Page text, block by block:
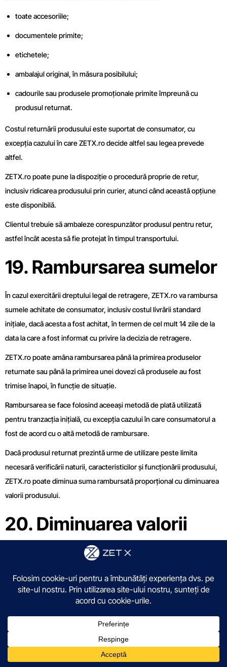
toate accesoriile;
documentele primite;
etichetele;
ambalajul original, în măsura posibilului;
cadourile sau produsele promoționale primite împreună cu
produsul returnat.
Costul returnării produsului este suportat de consumator, cu
excepția cazului în care ZETX.ro decide altfel sau legea prevede
altfel.
ZETX.ro poate pune la dispoziție o procedură proprie de retur,
inclusiv ridicarea produsului prin curier, atunci când această opțiune
este disponibilă.
Clientul trebuie să ambaleze corespunzător produsul pentru retur,
astfel încât acesta să fie protejat în timpul transportului.
19. Rambursarea sumelor
În cazul exercitării dreptului legal de retragere, ZETX.ro va rambursa
sumele achitate de consumator, inclusiv costul livrării standard
inițiale, dacă acesta a fost achitat, în termen de cel mult 14 zile de la
data la care a fost informat cu privire la decizia de retragere.
ZETX.ro poate amâna rambursarea până la primirea produselor
returnate sau până la primirea unei dovezi că produsele au fost
trimise înapoi, în funcție de situație.
Rambursarea se face folosind aceeași metodă de plată utilizată
pentru tranzacția inițială, cu excepția cazului în care consumatorul a
fost de acord cu o altă metodă de rambursare.
Dacă produsul returnat prezintă urme de utilizare peste limita
necesară verificării naturii, caracteristicilor și funcționării produsului,
ZETX.ro poate diminua suma rambursată proporțional cu diminuarea
valorii produsului.
20. Diminuarea valorii
produselor returnate
Consumatorul este responsabil pentru diminuarea valorii produselor
rezultată din manipulări diferite de cele necesare pentru
Exemple de situații care pot conduce la diminuarea valorii:
produs utilizat efectiv, nu doar testat rezonabil;